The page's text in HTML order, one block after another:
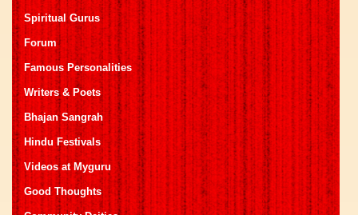
Spiritual Gurus
Forum
Famous Personalities
Writers & Poets
Bhajan Sangrah
Hindu Festivals
Videos at Myguru
Good Thoughts